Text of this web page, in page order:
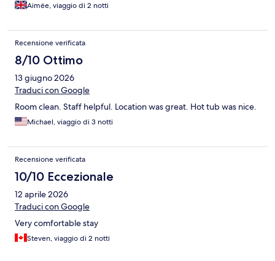
Aimée, viaggio di 2 notti
Recensione verificata
8/10 Ottimo
13 giugno 2026
Traduci con Google
Room clean. Staff helpful. Location was great. Hot tub was nice.
Michael, viaggio di 3 notti
Recensione verificata
10/10 Eccezionale
12 aprile 2026
Traduci con Google
Very comfortable stay
Steven, viaggio di 2 notti